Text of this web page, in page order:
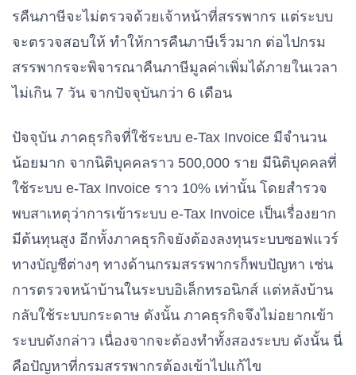
รคืนภาษีจะไม่ตรวจด้วยเจ้าหน้าที่สรรพากร แต่ระบบ
จะตรวจสอบให้ ทำให้การคืนภาษีเร็วมาก ต่อไปกรม
สรรพากรจะพิจารณาคืนภาษีมูลค่าเพิ่มได้ภายในเวลา
ไม่เกิน 7 วัน จากปัจจุบันกว่า 6 เดือน
ปัจจุบัน ภาคธุรกิจที่ใช้ระบบ e-Tax Invoice มีจำนวน
น้อยมาก จากนิติบุคคลราว 500,000 ราย มีนิติบุคคลที่
ใช้ระบบ e-Tax Invoice ราว 10% เท่านั้น โดยสำรวจ
พบสาเหตุว่าการเข้าระบบ e-Tax Invoice เป็นเรื่องยาก
มีต้นทุนสูง อีกทั้งภาคธุรกิจยังต้องลงทุนระบบซอฟแวร์
ทางบัญชีต่างๆ ทางด้านกรมสรรพากรก็พบปัญหา เช่น
การตรวจหน้าบ้านในระบบอิเล็กทรอนิกส์ แต่หลังบ้าน
กลับใช้ระบบกระดาษ ดังนั้น ภาคธุรกิจจึงไม่อยากเข้า
ระบบดังกล่าว เนื่องจากจะต้องทำทั้งสองระบบ ดังนั้น นี่
คือปัญหาที่กรมสรรพากรต้องเข้าไปแก้ไข